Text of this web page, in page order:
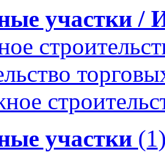
участки /
участки